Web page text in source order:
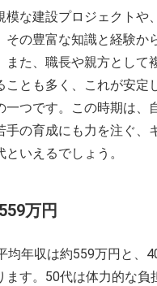
模な建設プロジェクトや
その豊富な知識と経験か
また、職長や親方として
ことも多く、これが安定
一つです。この時期は、
手の育成にも力を注ぐ、
いえるでしょう。
万円
均年収は約559万円と、
ます。50代は体力的な負